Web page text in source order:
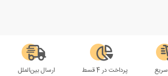
پرداخت در 4 قسط ارسال بین‌الملل